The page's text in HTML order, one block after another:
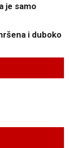
je samo
i duboko